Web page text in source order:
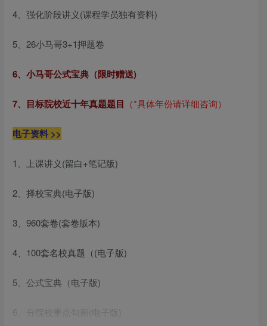
4、强化阶段讲义(课程学员独有资料)
5、26小马哥3+1押题卷
6、小马哥公式宝典（限时赠送)
7、目标院校近十年真题题目 （*具体年份请详细咨询）
电子资料 >>
1、上课讲义(留白+笔记版)
2、择校宝典(电子版)
3、960套卷(套卷版本)
4、100套名校真题（(电子版)
5、公式宝典（电子版)
6、分院校重点勾画(电子版)